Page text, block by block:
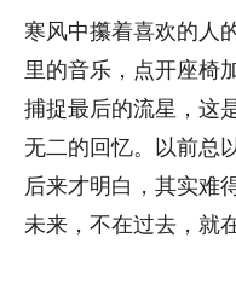
寒风中攥着喜欢的人
里的音乐，点开座椅
捕捉最后的流星，这
无二的回忆。以前总
后来才明白，其实难
未来，不在过去，就